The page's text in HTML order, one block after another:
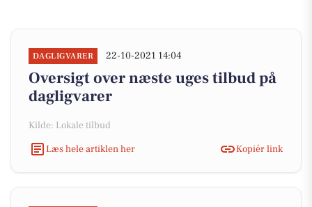
DAGLIGVARER 22-10-2021 14:04
Oversigt over næste uges tilbud på
dagligvarer
Kilde: Lokale tilbud
Læs hele artiklen her
Kopiér link